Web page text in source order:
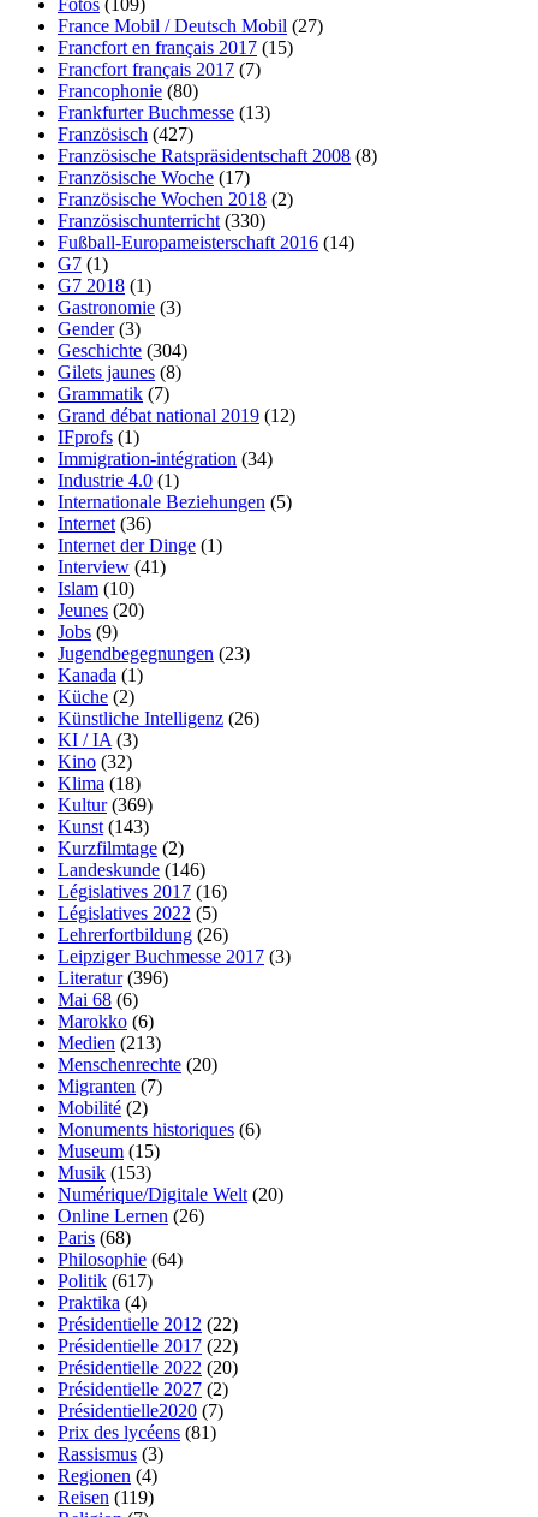
France Mobil / Deutsch Mobil (27)
Francfort en français 2017 (15)
Francfort français 2017 (7)
Francophonie (80)
Frankfurter Buchmesse (13)
Französisch (427)
Französische Ratspräsidentschaft 2008 (8)
Französische Woche (17)
Französische Wochen 2018 (2)
Französischunterricht (330)
Fußball-Europameisterschaft 2016 (14)
G7 (1)
G7 2018 (1)
Gastronomie (3)
Gender(3)
Geschichte (304)
Gilets jaunes (8)
Grammatik (7)
Grand débat national 2019 (12)
IFprofs (1)
Immigration-intégration (34)
Industrie 4.0 (1)
Internationale Beziehungen (5)
Internet (36)
Internet der Dinge (1)
Interview (41)
Islam (10)
Jeunes (20)
Jobs (9)
Jugendbegegnungen (23)
Kanada (1)
Küche (2)
Künstliche Intelligenz (26)
KI / IA (3)
Kino (32)
Klima (18)
Kultur(369)
Kunst (143)
Kurzfilmtage (2)
Landeskunde (146)
Législatives 2017 (16)
Législatives 2022 (5)
Lehrerfortbildung (26)
Leipziger Buchmesse 2017 (3)
Literatur(396)
Mai 68 (6)
Marokko (6)
Medien (213)
Menschenrechte (20)
Migranten (7)
Mobilité (2)
Monuments historiques (6)
Museum (15)
Musik (153)
Numérique/Digitale Welt (20)
Online Lernen (26)
Paris (68)
Philosophie (64)
Politik (617)
Praktika (4)
Présidentielle 2012 (22)
Présidentielle 2017 (22)
Présidentielle 2022 (20)
Présidentielle 2027 (2)
Présidentielle2020 (7)
Prix des lycéens (81)
Rassismus (3)
Regionen (4)
Reisen (119)